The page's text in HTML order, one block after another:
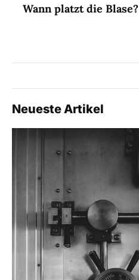
Wann platzt die Blase?
Neueste Artikel